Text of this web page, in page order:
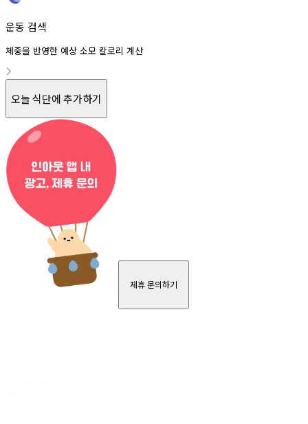
운동 검색
체중을 반영한 예상 소모 칼로리 계산
오늘 식단에 추가하기
제휴 문의하기